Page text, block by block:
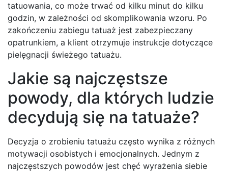
tatuowania, co może trwać od kilku minut do kilku
godzin, w zależności od skomplikowania wzoru. Po
zakończeniu zabiegu tatuaż jest zabezpieczany
opatrunkiem, a klient otrzymuje instrukcje dotyczące
pielęgnacji świeżego tatuażu.
Jakie są najczęstsze
powody, dla których ludzie
decydują się na tatuaże?
Decyzja o zrobieniu tatuażu często wynika z różnych
motywacji osobistych i emocjonalnych. Jednym z
najczęstszych powodów jest chęć wyrażenia siebie